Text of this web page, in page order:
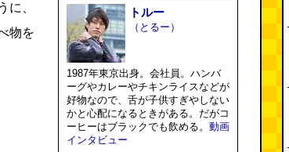
に、
物を
トルー
（とるー）
1987年東京出身。会社員。ハンバ
ーグやカレーやチキンライスなどが
好物なので、舌が子供すぎやしない
かと心配になるときがある。だがコ
ーヒーはブラックでも飲める。 動画
インタビュー